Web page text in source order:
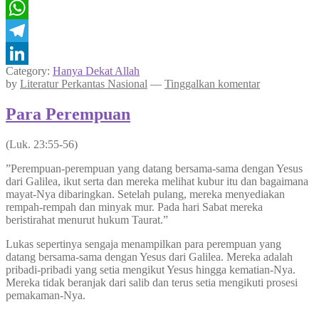
Twitter
WhatsApp
Telegram
LinkedIn
Category: Hanya Dekat Allah
by Literatur Perkantas Nasional — Tinggalkan komentar
Para Perempuan
(Luk. 23:55-56)
”Perempuan-perempuan yang datang bersama-sama dengan Yesus
dari Galilea, ikut serta dan mereka melihat kubur itu dan bagaimana
mayat-Nya dibaringkan. Setelah pulang, mereka menyediakan
rempah-rempah dan minyak mur. Pada hari Sabat mereka
beristirahat menurut hukum Taurat.”
Lukas sepertinya sengaja menampilkan para perempuan yang
datang bersama-sama dengan Yesus dari Galilea. Mereka adalah
pribadi-pribadi yang setia mengikut Yesus hingga kematian-Nya.
Mereka tidak beranjak dari salib dan terus setia mengikuti prosesi
pemakaman-Nya.